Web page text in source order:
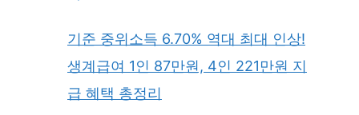
기준 중위소득 6.70% 역대 최대 인상!
생계급여 1인 87만원, 4인 221만원 지
급 혜택 총정리